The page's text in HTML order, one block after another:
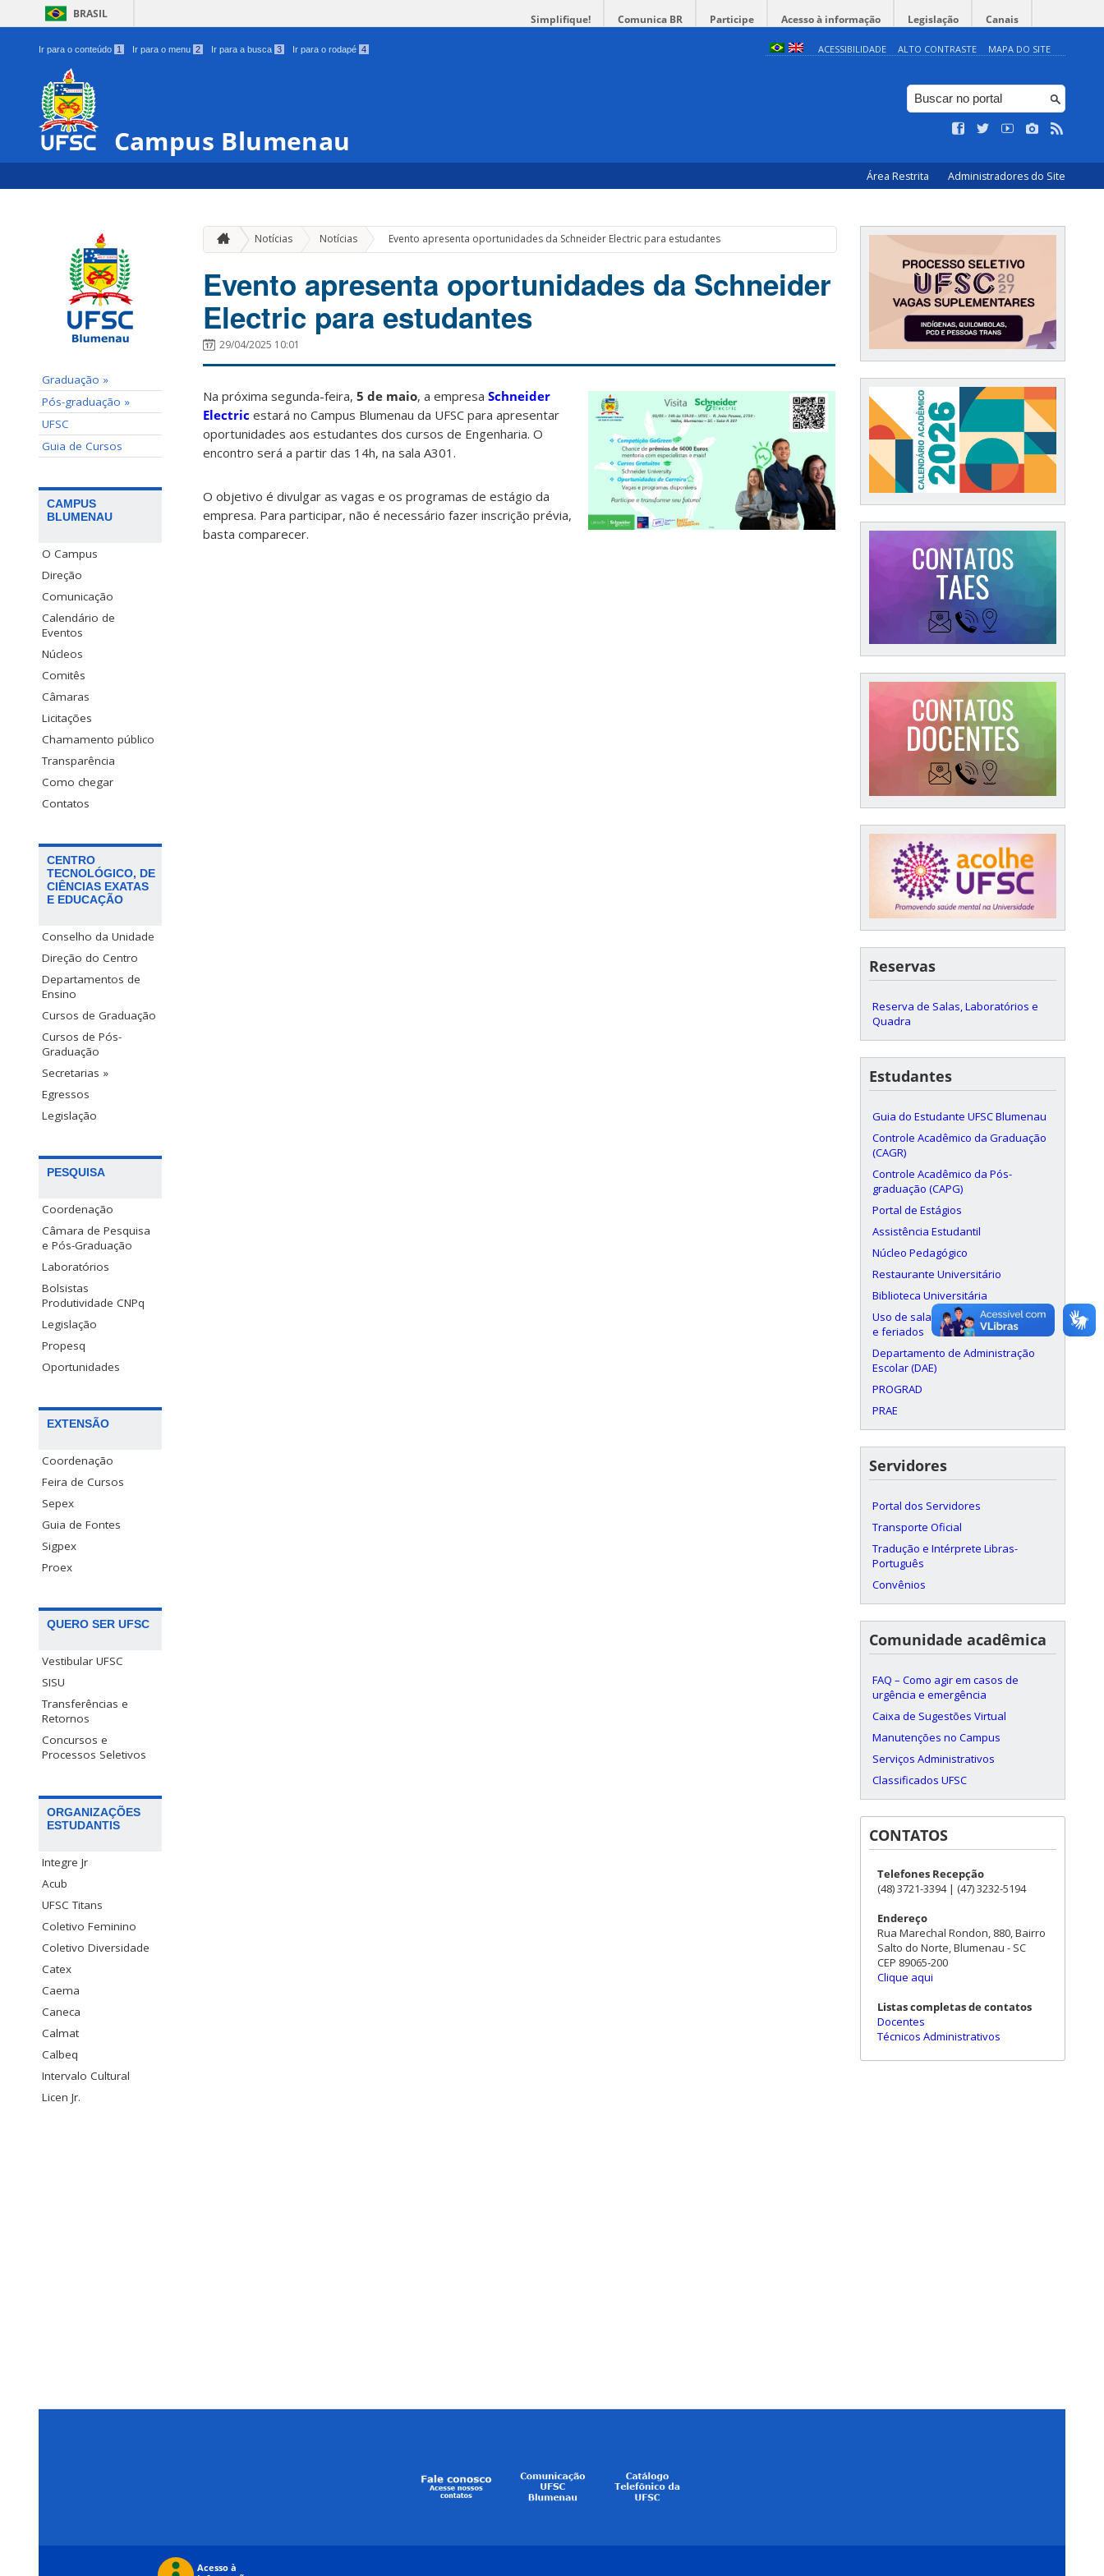
BRASIL Simplifique! Comunica BR Participe Acesso à informação Legislação Canais
Ir para o conteúdo 1 Ir para o menu 2 Ir para a busca 3 Ir para o rodapé 4 ACESSIBILIDADE ALTO CONTRASTE MAPA DO SITE
Campus Blumenau
Área Restrita Administradores do Site
Graduação »
Pós-graduação »
UFSC
Guia de Cursos
CAMPUS
BLUMENAU
O Campus
Direção
Comunicação
Calendário de
Eventos
Núcleos
Comitês
Câmaras
Licitações
Chamamento público
Transparência
Como chegar
Contatos
CENTRO
TECNOLÓGICO, DE
CIÊNCIAS EXATAS
E EDUCAÇÃO
Conselho da Unidade
Direção do Centro
Departamentos de
Ensino
Cursos de Graduação
Cursos de Pós-
Graduação
Secretarias »
Egressos
Legislação
PESQUISA
Coordenação
Câmara de Pesquisa
e Pós-Graduação
Laboratórios
Bolsistas
Produtividade CNPq
Legislação
Propesq
Oportunidades
EXTENSÃO
Coordenação
Feira de Cursos
Sepex
Guia de Fontes
Sigpex
Proex
QUERO SER UFSC
Vestibular UFSC
SISU
Transferências e
Retornos
Concursos e
Processos Seletivos
ORGANIZAÇÕES
ESTUDANTIS
Integre Jr
Acub
UFSC Titans
Coletivo Feminino
Coletivo Diversidade
Catex
Caema
Caneca
Calmat
Calbeq
Intervalo Cultural
Licen Jr.
Notícias Notícias » Evento apresenta oportunidades da Schneider Electric para estudantes
Evento apresenta oportunidades da Schneider
Electric para estudantes
29/04/2025 10:01
Na próxima segunda-feira, 5 de maio, a empresa Schneider
Electric estará no Campus Blumenau da UFSC para apresentar
oportunidades aos estudantes dos cursos de Engenharia. O
encontro será a partir das 14h, na sala A301.
O objetivo é divulgar as vagas e os programas de estágio da
empresa. Para participar, não é necessário fazer inscrição prévia,
basta comparecer.
Reservas
Reserva de Salas, Laboratórios e
Quadra
Estudantes
Guia do Estudante UFSC Blumenau
Controle Acadêmico da Graduação
(CAGR)
Controle Acadêmico da Pós-
graduação (CAPG)
Portal de Estágios
Assistência Estudantil
Núcleo Pedagógico
Restaurante Universitário
Biblioteca Universitária
Uso de salas aos finais de semana
e feriados
Departamento de Administração
Escolar (DAE)
PROGRAD
PRAE
Servidores
Portal dos Servidores
Transporte Oficial
Tradução e Intérprete Libras-
Português
Convênios
Comunidade acadêmica
FAQ – Como agir em casos de
urgência e emergência
Caixa de Sugestões Virtual
Manutenções no Campus
Serviços Administrativos
Classificados UFSC
CONTATOS
Telefones Recepção
(48) 3721-3394 | (47) 3232-5194
Endereço
Rua Marechal Rondon, 880, Bairro
Salto do Norte, Blumenau - SC
CEP 89065-200
Clique aqui
Listas completas de contatos
Docentes
Técnicos Administrativos